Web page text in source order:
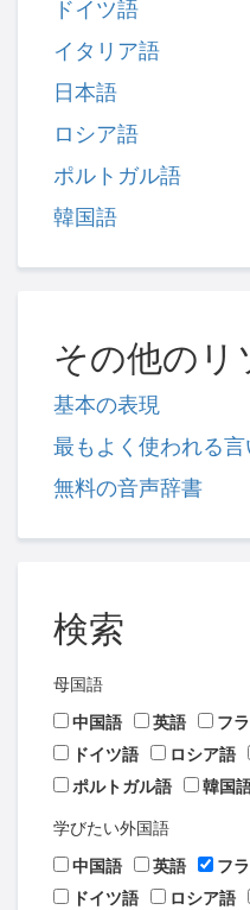
ドイツ語
イタリア語
日本語
ロシア語
ポルトガル語
韓国語
その他のリ
基本の表現
最もよく使われる言
無料の音声辞書
検索
母国語
中国語
英語 フ
ドイツ語
ロシア語
ポルトガル語
韓国
学びたい外国語
中国語
英語 フ
ドイツ語
ロシア語